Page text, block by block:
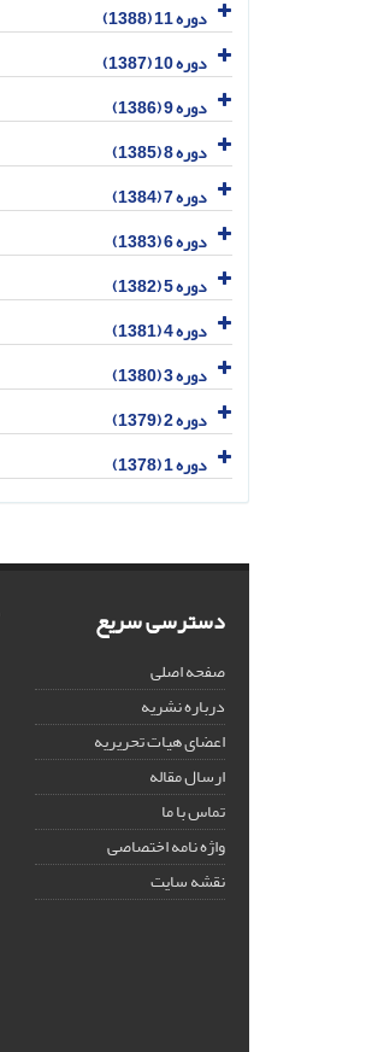
دوره 11 (1388)
دوره 10 (1387)
دوره 9 (1386)
دوره 8 (1385)
دوره 7 (1384)
دوره 6 (1383)
دوره 5 (1382)
دوره 4 (1381)
دوره 3 (1380)
دوره 2 (1379)
دوره 1 (1378)
دسترسی سریع
صفحه اصلی
درباره نشریه
اعضای هیات تحریریه
ارسال مقاله
تماس با ما
واژه نامه اختصاصی
نقشه سایت